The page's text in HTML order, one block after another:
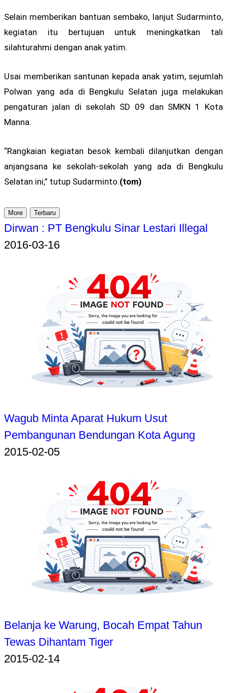
Selain memberikan bantuan sembako, lanjut Sudarminto,
kegiatan itu bertujuan untuk meningkatkan tali
silahturahmi dengan anak yatim.
Usai memberikan santunan kepada anak yatim, sejumlah
Polwan yang ada di Bengkulu Selatan juga melakukan
pengaturan jalan di sekolah SD 09 dan SMKN 1 Kota
Manna.
“Rangkaian kegiatan besok kembali dilanjutkan dengan
anjangsana ke sekolah-sekolah yang ada di Bengkulu
Selatan ini,” tutup Sudarminto.(tom)
More Terbaru
Dirwan : PT Bengkulu Sinar Lestari Illegal
2016-03-16
Wagub Minta Aparat Hukum Usut
Pembangunan Bendungan Kota Agung
2015-02-05
Belanja ke Warung, Bocah Empat Tahun
Tewas Dihantam Tiger
2015-02-14